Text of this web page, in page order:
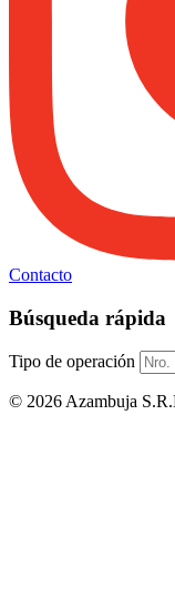
Contacto
Búsqueda rápida
Tipo de operación
© 2026 Azambuja